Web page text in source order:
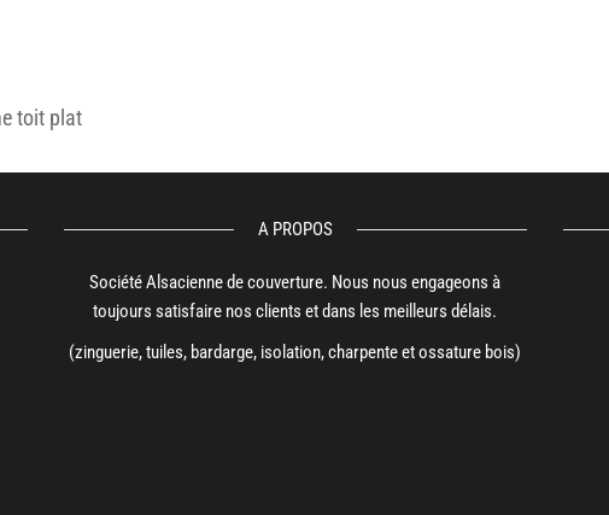
toit plat
A PROPOS
Société Alsacienne de couverture. Nous nous engageons à
toujours satisfaire nos clients et dans les meilleurs délais.
(zinguerie, tuiles, bardarge, isolation, charpente et ossature bois)